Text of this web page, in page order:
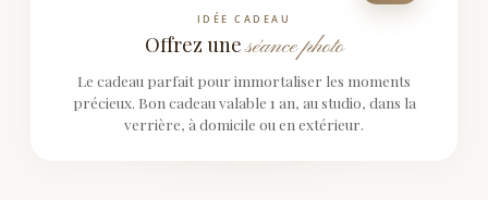
IDÉE CADEAU
Offrez uneséance photo
Le cadeau parfait pour immortaliser les moments
précieux. Bon cadeau valable 1 an, au studio, dans la
verrière, à domicile ou en extérieur.